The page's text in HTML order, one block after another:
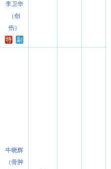
李卫华
（创
伤）
牛晓辉
（骨肿